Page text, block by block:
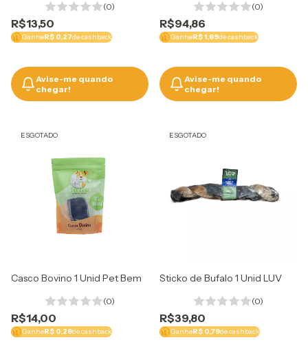
(0)
R$13,50
GanheR$ 0,27de cashback
Avise-me quando
chegar!
(0)
R$94,86
GanheR$ 1,89de cashback
Avise-me quando
chegar!
ESGOTADO
Casco Bovino 1 Unid Pet Bem
(0)
R$14,00
GanheR$ 0,28de cashback
ESGOTADO
Sticko de Bufalo 1 Unid LUV
(0)
R$39,80
GanheR$ 0,79de cashback